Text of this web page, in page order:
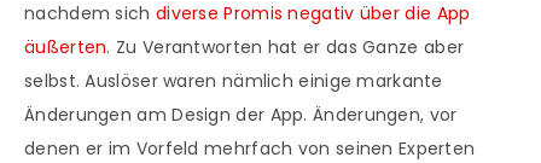
nachdem sich diverse Promis negativ über die App
äußerten. Zu Verantworten hat er das Ganze aber
selbst. Auslöser waren nämlich einige markante
Änderungen am Design der App. Änderungen, vor
denen er im Vorfeld mehrfach von seinen Experten